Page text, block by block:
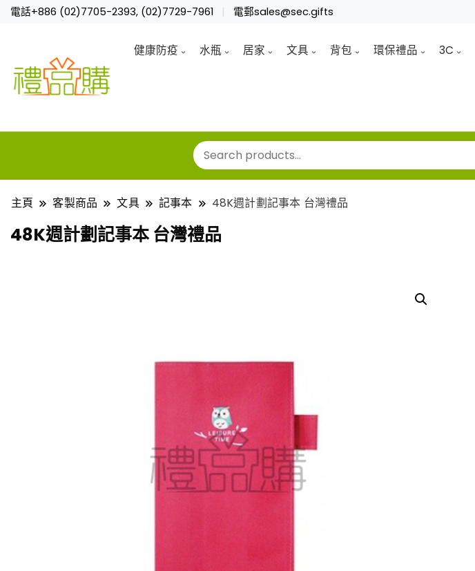
電話+886 (02)7705-2393, (02)7729-7961 電郵sales@sec.gifts
健康防疫 水瓶 居家 文具 背包 環保禮品 3C
主頁 客製商品 文具 記事本 48K週計劃記事本 台灣禮品
48K週計劃記事本 台灣禮品